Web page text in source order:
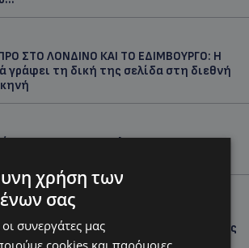
ΣΤΟ ΛΟΝΔΙΝΟ ΚΑΙ ΤΟ ΕΔΙΜΒΟΥΡΓΟ: Η
γράφει τη δική της σελίδα στη διεθνή
51χρονος – Έκκληση της
«Ευχάριστα νέα» για τους
του 2013 – Τι του ανακοίνωσε ο Νίκος
το πρωί της Κυριακής -(Βίντεο)
χρήση των
σας
οι συνεργάτες μας
cookies και παρόμοιες